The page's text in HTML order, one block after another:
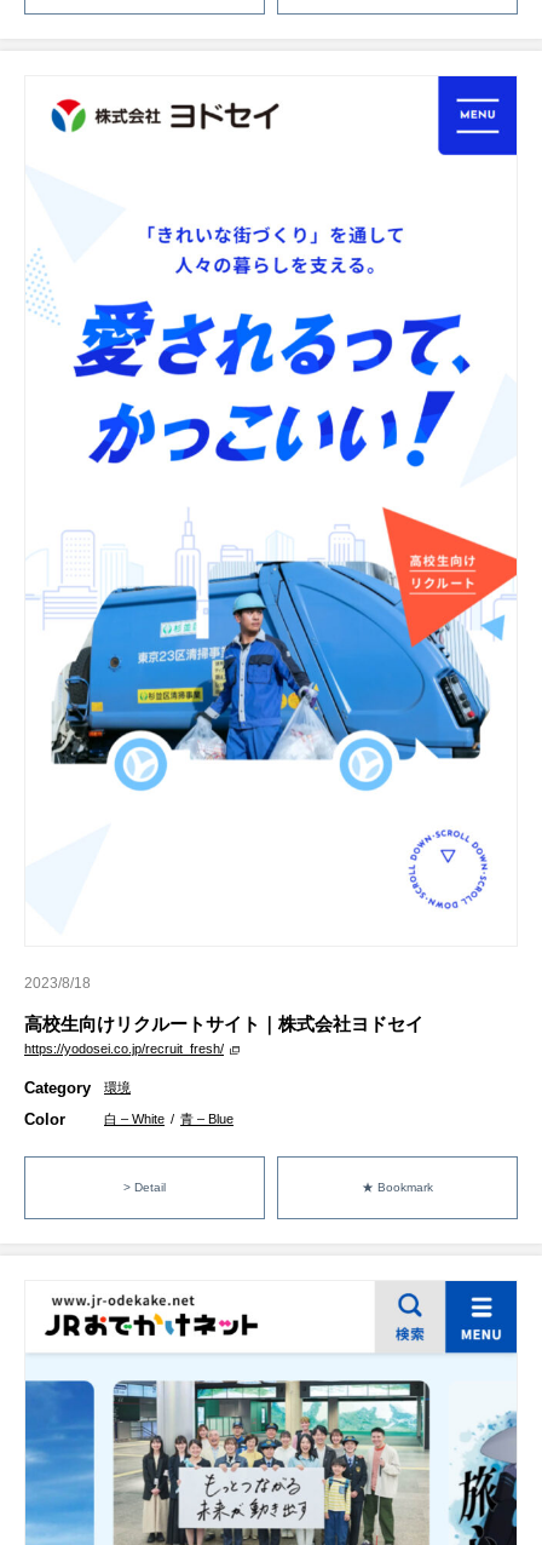
2023/8/18
高校生向けリクルートサイト｜株式会社ヨドセイ
https://yodosei.co.jp/recruit_fresh/
Category 環境
Color 白 – White / 青 – Blue
> Detail ★ Bookmark